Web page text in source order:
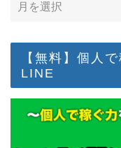
【無料】個人
LINE